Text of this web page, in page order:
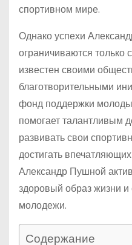
спортивном мире.
Однако успехи
ограничиваются только
известен своими
благотворительными
фонд поддержки
помогает талантливым
развивать свои
достигать
Александр Пушной
здоровый образ жизни и
молодежи.
Содержание